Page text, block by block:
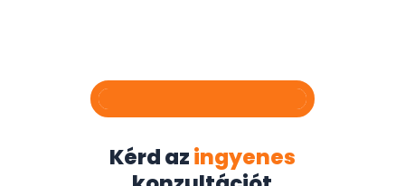
Kérd azingyenes